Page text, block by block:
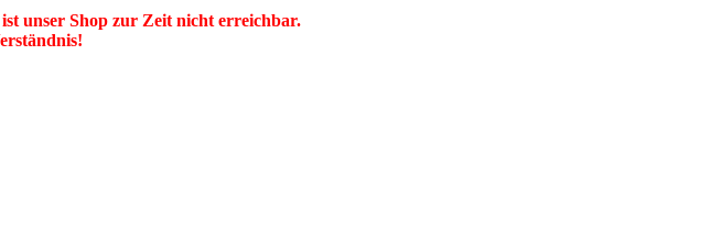
unser Shop zur Zeit nicht erreichbar.